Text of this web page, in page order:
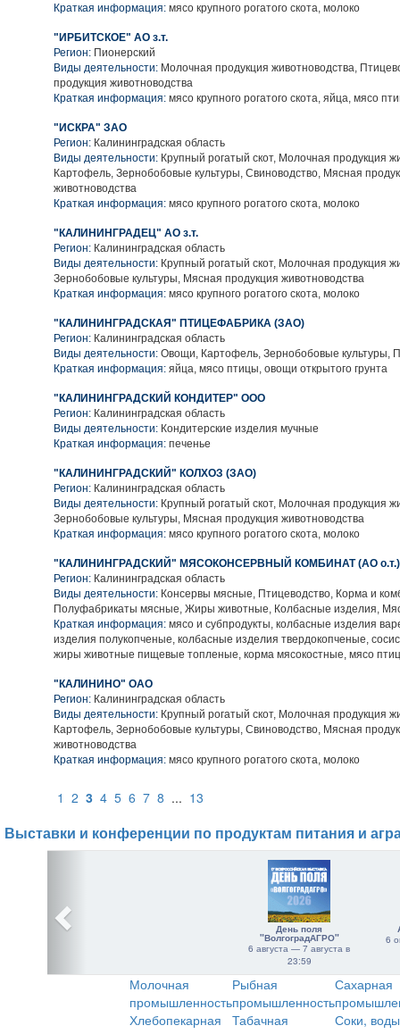
Краткая информация: мясо крупного рогатого скота, молоко
"ИРБИТСКОЕ" АО з.т.
Регион: Пионерский
Виды деятельности: Молочная продукция животноводства,
продукция животноводства
Краткая информация: мясо крупного рогатого скота, яйца, мясо
"ИСКРА" ЗАО
Регион: Калининградская область
Виды деятельности: Крупный рогатый скот, Молочная продукция
Картофель, Зернобобовые культуры, Свиноводство, Мясная
животноводства
Краткая информация: мясо крупного рогатого скота, молоко
"КАЛИНИНГРАДЕЦ" АО з.т.
Регион: Калининградская область
Виды деятельности: Крупный рогатый скот, Молочная продукция
Зернобобовые культуры, Мясная продукция животноводства
Краткая информация: мясо крупного рогатого скота, молоко
"КАЛИНИНГРАДСКАЯ" ПТИЦЕФАБРИКА (ЗАО)
Регион: Калининградская область
Виды деятельности: Овощи, Картофель, Зернобобовые культуры,
Краткая информация: яйца, мясо птицы, овощи открытого грунта
"КАЛИНИНГРАДСКИЙ КОНДИТЕР" ООО
Регион: Калининградская область
Виды деятельности: Кондитерские изделия мучные
Краткая информация: печенье
"КАЛИНИНГРАДСКИЙ" КОЛХОЗ (ЗАО)
Регион: Калининградская область
Виды деятельности: Крупный рогатый скот, Молочная продукция
Зернобобовые культуры, Мясная продукция животноводства
Краткая информация: мясо крупного рогатого скота, молоко
"КАЛИНИНГРАДСКИЙ" МЯСОКОНСЕРВНЫЙ КОМБИНАТ (АО о.т.)
Регион: Калининградская область
Виды деятельности: Консервы мясные, Птицеводство, Корма и
Полуфабрикаты мясные, Жиры животные, Колбасные изделия,
Краткая информация: мясо и субпродукты, колбасные изделия
изделия полукопченые, колбасные изделия твердокопченые,
жиры животные пищевые топленые, корма мясокостные, мясо
"КАЛИНИНО" ОАО
Регион: Калининградская область
Виды деятельности: Крупный рогатый скот, Молочная продукция
Картофель, Зернобобовые культуры, Свиноводство, Мясная
животноводства
Краткая информация: мясо крупного рогатого скота, молоко
1 2 3 4 5 6 7 8 ... 13
Выставки и конференции по продуктам питания и
День поля
"ВолгоградАГРО"
6 августа — 7 августа в
23:59
6
Молочная
промышленность
Рыбная
промышленность
Сахарная
Хлебопекарная
Табачная
Соки,